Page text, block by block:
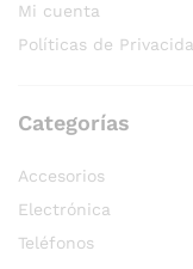
Mi cuenta
Políticas de
Categorías
Accesorios
Electrónica
Teléfonos